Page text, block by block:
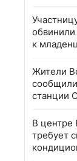
обвинили
к
Жители
станции
В центре
требует